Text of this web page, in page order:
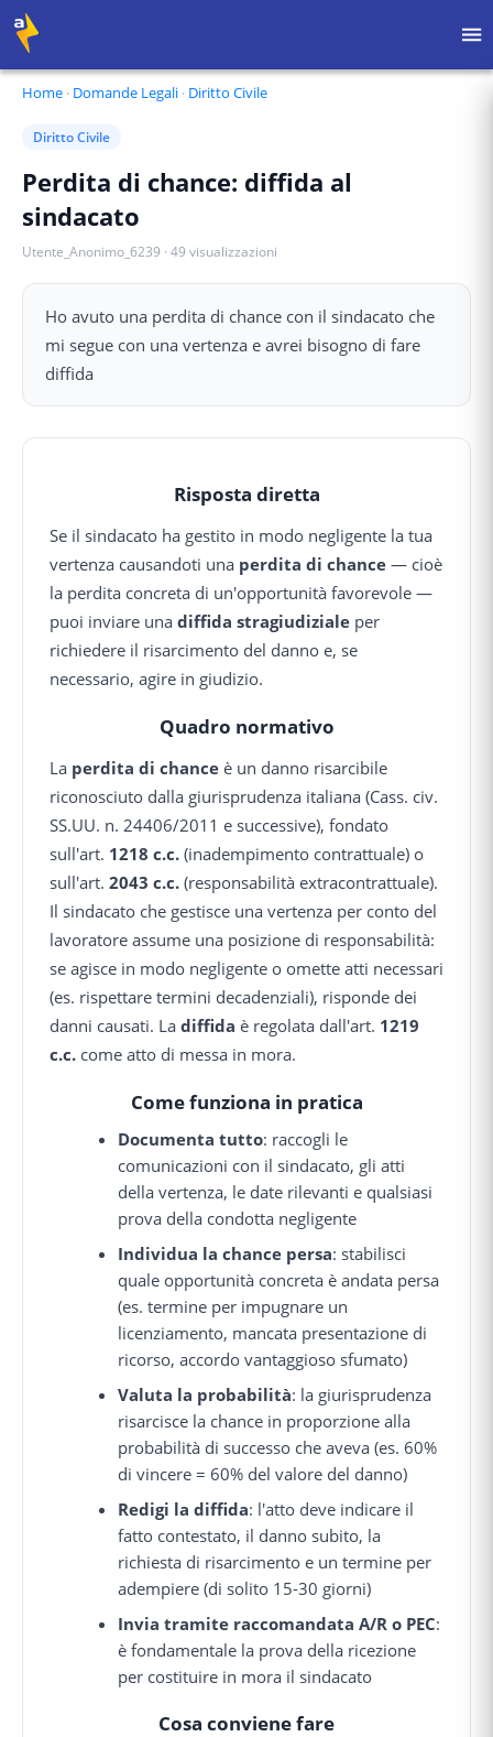
Home · Domande Legali · Diritto Civile
Diritto Civile
Perdita di chance: diffida al
sindacato
Utente_Anonimo_6239 · 49 visualizzazioni
Ho avuto una perdita di chance con il sindacato che
mi segue con una vertenza e avrei bisogno di fare
diffida
Risposta diretta
Se il sindacato ha gestito in modo negligente la tua
vertenza causandoti una perdita di chance — cioè
la perdita concreta di un'opportunità favorevole —
puoi inviare una diffida stragiudiziale per
richiedere il risarcimento del danno e, se
necessario, agire in giudizio.
Quadro normativo
La perdita di chance è un danno risarcibile
riconosciuto dalla giurisprudenza italiana (Cass. civ.
SS.UU. n. 24406/2011 e successive), fondato
sull'art. 1218 c.c. (inadempimento contrattuale) o
sull'art. 2043 c.c. (responsabilità extracontrattuale).
Il sindacato che gestisce una vertenza per conto del
lavoratore assume una posizione di responsabilità:
se agisce in modo negligente o omette atti necessari
(es. rispettare termini decadenziali), risponde dei
danni causati. La diffida è regolata dall'art. 1219
c.c. come atto di messa in mora.
Come funziona in pratica
Documenta tutto: raccogli le
comunicazioni con il sindacato, gli atti
della vertenza, le date rilevanti e qualsiasi
prova della condotta negligente
Individua la chance persa: stabilisci
quale opportunità concreta è andata persa
(es. termine per impugnare un
licenziamento, mancata presentazione di
ricorso, accordo vantaggioso sfumato)
Valuta la probabilità: la giurisprudenza
risarcisce la chance in proporzione alla
probabilità di successo che aveva (es. 60%
di vincere = 60% del valore del danno)
Redigi la diffida: l'atto deve indicare il
fatto contestato, il danno subito, la
richiesta di risarcimento e un termine per
adempiere (di solito 15-30 giorni)
Invia tramite raccomandata A/R o PEC:
è fondamentale la prova della ricezione
per costituire in mora il sindacato
Cosa conviene fare